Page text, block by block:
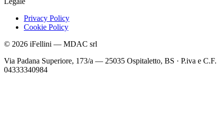
Privacy Policy
Cookie Policy
© 2026 iFellini — MDAC srl
Via Padana Superiore, 173/a — 25035 Ospitaletto, BS · P.iva e C.F.
04333340984